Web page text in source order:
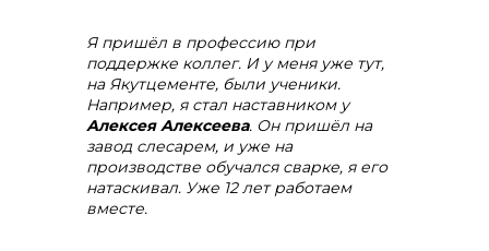
Я пришёл в профессию при
поддержке коллег. И у меня уже тут,
на Якутцементе, были ученики.
Например, я стал наставником у
Алексея Алексеева. Он пришёл на
завод слесарем, и уже на
производстве обучался сварке, я его
натаскивал. Уже 12 лет работаем
вместе.